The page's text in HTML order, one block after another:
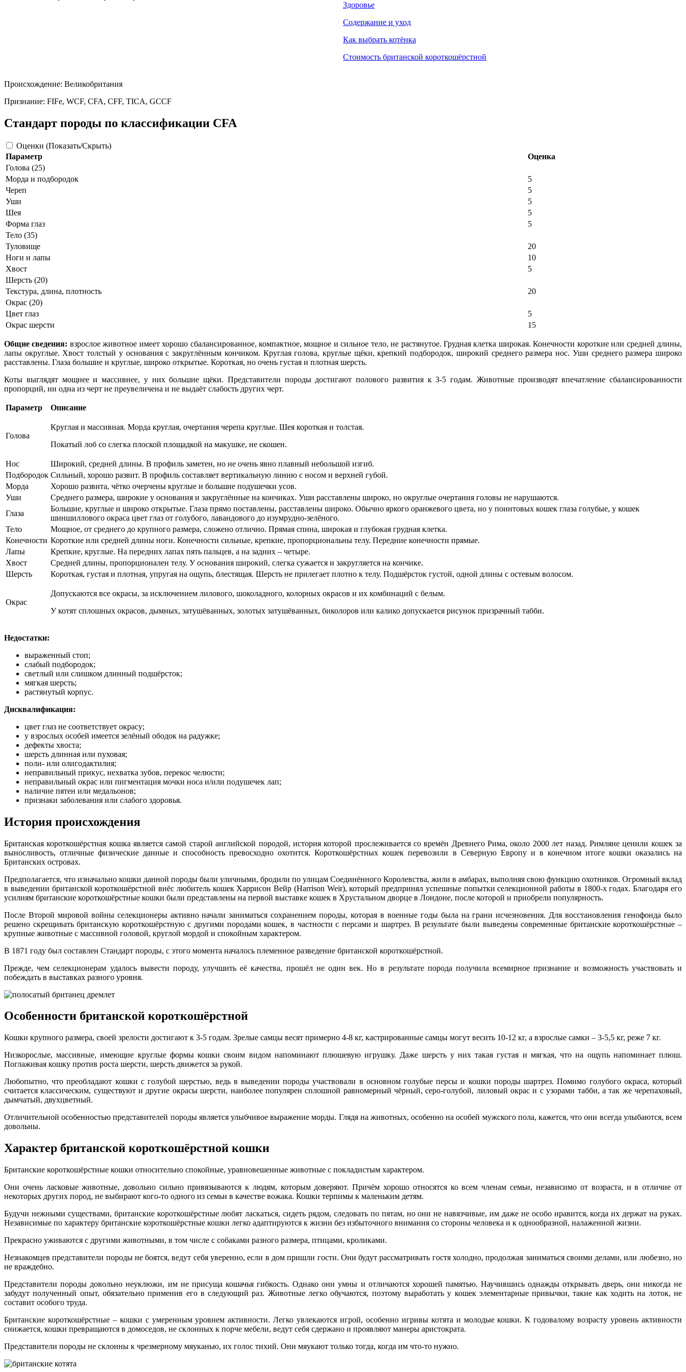
Здоровье
Содержание и уход
Как выбрать котёнка
Стоимость британской короткошёрстной
Происхождение: Великобритания
Признание: FIFe, WCF, CFA, CFF, TICA, GCCF
Стандарт породы по классификации CFA
Оценки (Показать/Скрыть)
Параметр
Оценка
Голова (25)
Морда и подбородок
5
Череп
5
Уши
5
Шея
5
Форма глаз
5
Тело (35)
Туловище
20
Ноги и лапы
10
Хвост
5
Шерсть (20)
Текстура, длина, плотность
20
Окрас (20)
Цвет глаз
5
Окрас шерсти
15
Общие сведения: взрослое животное имеет хорошо сбалансированное, компактное, мощное и сильное тело, не растянутое. Грудная клетка широкая. Конечности короткие или средней длины,
лапы округлые. Хвост толстый у основания с закруглённым кончиком. Круглая голова, круглые щёки, крепкий подбородок, широкий среднего размера нос. Уши среднего размера широко
расставлены. Глаза большие и круглые, широко открытые. Короткая, но очень густая и плотная шерсть.
Коты выглядят мощнее и массивнее, у них большие щёки. Представители породы достигают полового развития к 3-5 годам. Животные производят впечатление сбалансированности
пропорций, ни одна из черт не преувеличена и не выдаёт слабость других черт.
Параметр Описание
Голова
Круглая и массивная. Морда круглая, очертания черепа круглые. Шея короткая и толстая.
Покатый лоб со слегка плоской площадкой на макушке, не скошен.
Нос
Широкий, средней длины. В профиль заметен, но не очень явно плавный небольшой изгиб.
Подбородок Сильный, хорошо развит. В профиль составляет вертикальную линию с носом и верхней губой.
Морда
Хорошо развита, чётко очерчены круглые и большие подушечки усов.
Уши
Среднего размера, широкие у основания и закруглённые на кончиках. Уши расставлены широко, но округлые очертания головы не нарушаются.
Глаза
Большие, круглые и широко открытые. Глаза прямо поставлены, расставлены широко. Обычно яркого оранжевого цвета, но у поинтовых кошек глаза голубые, у кошек
шиншиллового окраса цвет глаз от голубого, лавандового до изумрудно-зелёного.
Тело
Мощное, от среднего до крупного размера, сложено отлично. Прямая спина, широкая и глубокая грудная клетка.
Конечности Короткие или средней длины ноги. Конечности сильные, крепкие, пропорциональны телу. Передние конечности прямые.
Лапы
Крепкие, круглые. На передних лапах пять пальцев, а на задних – четыре.
Хвост
Средней длины, пропорционален телу. У основания широкий, слегка сужается и закругляется на кончике.
Шерсть
Короткая, густая и плотная, упругая на ощупь, блестящая. Шерсть не прилегает плотно к телу. Подшёрсток густой, одной длины с остевым волосом.
Окрас
Допускаются все окрасы, за исключением лилового, шоколадного, колорных окрасов и их комбинаций с белым.
У котят сплошных окрасов, дымных, затушёванных, золотых затушёванных, биколоров или калико допускается рисунок призрачный табби.
Недостатки:
выраженный стоп;
слабый подбородок;
светлый или слишком длинный подшёрсток;
мягкая шерсть;
растянутый корпус.
Дисквалификация:
цвет глаз не соответствует окрасу;
у взрослых особей имеется зелёный ободок на радужке;
дефекты хвоста;
шерсть длинная или пуховая;
поли- или олигодактилия;
неправильный прикус, нехватка зубов, перекос челюсти;
неправильный окрас или пигментация мочки носа и/или подушечек лап;
наличие пятен или медальонов;
признаки заболевания или слабого здоровья.
История происхождения
Британская короткошёрстная кошка является самой старой английской породой, история которой прослеживается со времён Древнего Рима, около 2000 лет назад. Римляне ценили кошек за
выносливость, отличные физические данные и способность превосходно охотится. Короткошёрстных кошек перевозили в Северную Европу и в конечном итоге кошки оказались на
Британских островах.
Предполагается, что изначально кошки данной породы были уличными, бродили по улицам Соединённого Королевства, жили в амбарах, выполняя свою функцию охотников. Огромный вклад
в выведении британской короткошёрстной внёс любитель кошек Харрисон Вейр (Harrison Weir), который предпринял успешные попытки селекционной работы в 1800-х годах. Благодаря его
усилиям британские короткошёрстные кошки были представлены на первой выставке кошек в Хрустальном дворце в Лондоне, после которой и приобрели популярность.
После Второй мировой войны селекционеры активно начали заниматься сохранением породы, которая в военные годы была на грани исчезновения. Для восстановления генофонда было
решено скрещивать британскую короткошёрстную с другими породами кошек, в частности с персами и шартрез. В результате были выведены современные британские короткошёрстные –
крупные животные с массивной головой, круглой мордой и спокойным характером.
В 1871 году был составлен Стандарт породы, с этого момента началось племенное разведение британской короткошёрстной.
Прежде, чем селекционерам удалось вывести породу, улучшить её качества, прошёл не один век. Но в результате порода получила всемирное признание и возможность участвовать и
побеждать в выставках разного уровня.
Особенности британской короткошёрстной
Кошки крупного размера, своей зрелости достигают к 3-5 годам. Зрелые самцы весят примерно 4-8 кг, кастрированные самцы могут весить 10-12 кг, а взрослые самки – 3-5,5 кг, реже 7 кг.
Низкорослые, массивные, имеющие круглые формы кошки своим видом напоминают плюшевую игрушку. Даже шерсть у них такая густая и мягкая, что на ощупь напоминает плюш.
Поглаживая кошку против роста шерсти, шерсть движется за рукой.
Любопытно, что преобладают кошки с голубой шерстью, ведь в выведении породы участвовали в основном голубые персы и кошки породы шартрез. Помимо голубого окраса, который
считается классическим, существуют и другие окрасы шерсти, наиболее популярен сплошной равномерный чёрный, серо-голубой, лиловый окрас и с узорами табби, а так же черепаховый,
дымчатый, двухцветный.
Отличительной особенностью представителей породы является улыбчивое выражение морды. Глядя на животных, особенно на особей мужского пола, кажется, что они всегда улыбаются, всем
довольны.
Характер британской короткошёрстной кошки
Британские короткошёрстные кошки относительно спокойные, уравновешенные животные с покладистым характером.
Они очень ласковые животные, довольно сильно привязываются к людям, которым доверяют. Причём хорошо относятся ко всем членам семьи, независимо от возраста, и в отличие от
некоторых других пород, не выбирают кого-то одного из семьи в качестве вожака. Кошки терпимы к маленьким детям.
Будучи нежными существами, британские короткошёрстные любят ласкаться, сидеть рядом, следовать по пятам, но они не навязчивые, им даже не особо нравится, когда их держат на руках.
Независимые по характеру британские короткошёрстные кошки легко адаптируются к жизни без избыточного внимания со стороны человека и к однообразной, налаженной жизни.
Прекрасно уживаются с другими животными, в том числе с собаками разного размера, птицами, кроликами.
Незнакомцев представители породы не боятся, ведут себя уверенно, если в дом пришли гости. Они будут рассматривать гостя холодно, продолжая заниматься своими делами, или любезно, но
не враждебно.
Представители породы довольно неуклюжи, им не присуща кошачья гибкость. Однако они умны и отличаются хорошей памятью. Научившись однажды открывать дверь, они никогда не
забудут полученный опыт, обязательно применив его в следующий раз. Животные легко обучаются, поэтому выработать у кошек элементарные привычки, такие как ходить на лоток, не
составит особого труда.
Британские короткошёрстные – кошки с умеренным уровнем активности. Легко увлекаются игрой, особенно игривы котята и молодые кошки. К годовалому возрасту уровень активности
снижается, кошки превращаются в домоседов, не склонных к порче мебели, ведут себя сдержано и проявляют манеры аристократа.
Представители породы не склонны к чрезмерному мяуканью, их голос тихий. Они мяукают только тогда, когда им что-то нужно.